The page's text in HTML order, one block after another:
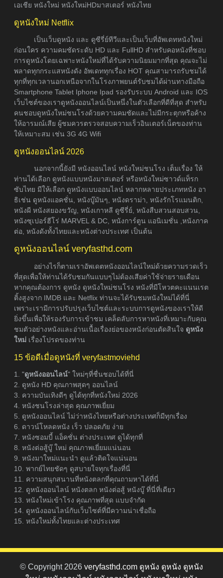
เอเชีย หนังใหม่ หนังใหม่HDมาสเตอร์ หนังไทย
ดูหนังใหม่ Netflix
เป็นเว็บดูหนัง และ ดูซีรี่ย์ทีวีและเป็นเว็บที่อัพเดทหนังใหม่
ก่อนใคร ความคมชัดระดับ HD และ FullHD สำหรับคอหนังที่ชอบ
การดูหนังโดยเฉพาะหนังใหม่ที่ได้รับความนิยมมากที่สุด คุณจะไม่
พลาดทุกกระแสหนังดัง อัพเดททุกเรื่อง HOT คุณสามารถรับชมได้
ทุกที่ทุกเวลานอกเหนือจากในโรงภาพยนต์รับชมได้ผ่านทางมือถือ
Smartphone Tablet Iphone Ipad รองรับระบบ Android และ IOS
เว็บไซต์ของเราดูหนังออนไลน์เป็นหนึ่งในตัวเลือกที่ดีที่สุด สำหรับ
คนชอบดูหนังใหม่ชนโรงด้วยความคมชัดและไม่มีกระตุกหรือค้าง
ให้อารมณ์เสีย ผู้ชมควรตรวจสอบความเร็วอินเตอร์เน็ตของท่าน
ให้เหมาะสม เช่น 3G 4G Wifi
ดูหนังออนไลน์ 2026
นอกจากนี้ยังมี หนังออนไลน์ หนังใหม่ชนโรง เต็มเรื่อง ให้
ท่านได้เลือก ดูหนังแบบหนังมาสเตอร์ หรือหนังใหม่ซาวด์แท็รก
ซับไทย มีให้เลือก ดูหนังแบบออนไลน์ หลากหลายประเภทหนัง อา
ธิเช่น ดูหนังแอคชั่น, หนังบู๊มันๆ, หนังดราม่า, หนังรักโรแมนติก,
หนังผี หนังสยองขวัญ, หนังเกาหลี ดูซีรี่ย์, หนังสืบสวนสอบสวน,
หนังซุเปอร์ฮีโร่ MARVEL & DC, หนังการ์ตูน แอนิเมชั่น ,หนังภาค
ต่อ, หนังดังทั้งไทยและหนังต่างประเทศ เป็นต้น
ดูหนังออนไลน์ veryfasthd.com
อย่างไรก็ตามเราอัพเดตหนังออนไลน์ใหม่ด้วยความรวดเร็ว
ที่สุดเพื่อให้ท่านได้รับชมกันแบบๆไม่ต้องเสียค่าใช้จ่ายรายเดือน
หากคุณต้องการ ดูหนัง ดูหนังใหม่ชนโรง หนังที่มีโหวตคะแนนเรต
ติ้งสูงจาก IMDB และ Netflix ท่านจะได้รับชมหนังใหม่ได้ที่นี่
เพราะเรามีการปรับปรุงเว็บไซต์และระบบการดูหนังของเราให้ดี
ยิ่งขึ้นเพื่อให้รองรับการเข้าชม เคล็ดลับการหาหนังที่เหมาะกับคุณ
ชมตัวอย่างหนังและอ่านเนื้อเรื่องย่อของหนังก่อนตัดสินใจ ดูหนัง
ใหม่ เรื่องโปรดของท่าน
15 ข้อดีเมื่อดูหนังที่ veryfastmoviehd
1. "ดูหนังออนไลน์" ใหม่ๆที่ชื่นชอบได้ที่นี่
2. ดูหนัง HD คุณภาพสุดๆ ออนไลน์
3. ความบันเทิงดีๆ ดูได้ทุกที่หนังใหม่ 2026
4. หนังชนโรงล่าสุด คุณภาพเยี่ยม
5. ดูหนังออนไลน์ ไม่ว่าหนังไทยหรือต่างประเทศก็มีทุกเรื่อง
6. ดาวน์โหลดหนัง เร็ว ปลอดภัย ง่าย
7. หนังซอมบี้ แอ็คชั่น ต่างประเทศ ดูได้ทุกที่
8. หนังต่อสู้บู๊ ใหม่ คุณภาพเยี่ยมแน่นอน
9. หนังมาใหม่แนะนำ ดูแล้วติดใจแน่นอน
10. พากย์ไทยชัดๆ ดูสบายใจทุกเรื่องที่นี่
11. ความสนุกสนานที่หนังตลกที่คุณถามหาได้ที่นี่
12. ดูหนังออนไลน์ หนังตลก หนังต่อสู้ หนังบู๊ ที่นี่ที่เดียว
13. หนังใหม่เข้าโรง คุณภาพที่สุด แบบจำกัด
14. ดูหนังออนไลน์กับเว็บไซต์ที่มีความน่าเชื่อถือ
15. หนังใหม่ทั้งไทยและต่างประเทศ
© Copyright 2026 veryfasthd.com ดูหนัง ดูหนัง ดูหนัง